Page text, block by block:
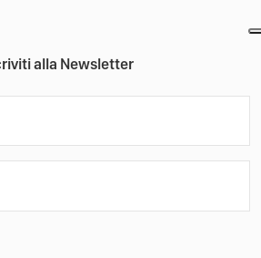
alla Newsletter